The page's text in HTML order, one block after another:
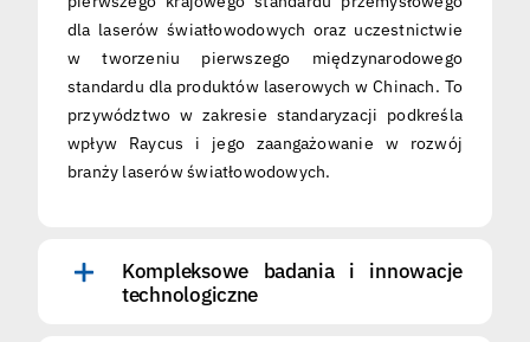
dla laserów światłowodowych oraz uczestnictwie
w tworzeniu pierwszego międzynarodowego
standardu dla produktów laserowych w Chinach. To
przywództwo w zakresie standaryzacji podkreśla
wpływ Raycus i jego zaangażowanie w rozwój
branży laserów światłowodowych.
Kompleksowe badania i innowacje
technologiczne